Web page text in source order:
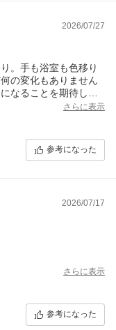
2026/07/27
。手も浴室も色移り
の変化もありません
なることを期待して
さらに表示
参考になった
2026/07/17
さらに表示
参考になった